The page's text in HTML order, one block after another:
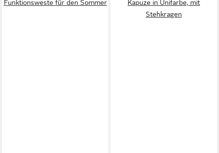
Funktionsweste für den Sommer
Kapuze in Unifarbe, mit
Stehkragen